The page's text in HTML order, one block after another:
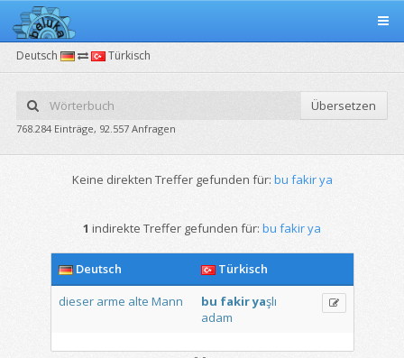
Deutsch Türkisch
Übersetzen
768.284 Einträge, 92.557 Anfragen
Keine direkten Treffer gefunden für: bu fakir ya
1 indirekte Treffer gefunden für: bu fakir ya
Deutsch
Türkisch
dieser arme alte Mann bu fakiryaşlı
adam